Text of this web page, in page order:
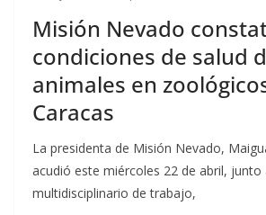
Misión Nevado
condiciones de salud
animales en
Caracas
La presidenta de Misión Nevado,
acudió este miércoles 22 de abril, junto
multidisciplinario de trabajo,